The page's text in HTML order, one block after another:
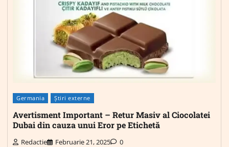
Germania Știri externe
Avertisment Important – Retur Masiv al Ciocolatei
Dubai din cauza unui Eror pe Etichetă
Redactie Februarie 21, 2025 0